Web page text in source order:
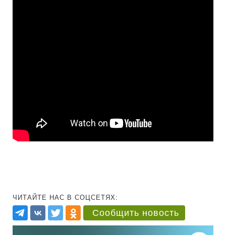
ЧИТАЙТЕ НАС В СОЦСЕТЯХ:
Сообщить новость